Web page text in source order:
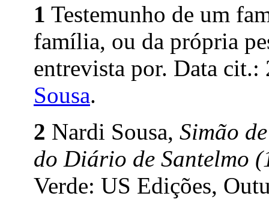
1 Testemunho de um
família, ou da própria
entrevista por. Data
Sousa.
2 Nardi Sousa, Simão
do Diário de Santelmo
Verde: US Edições,